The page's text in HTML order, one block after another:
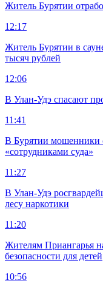
Житель Бурятии
12:17
Житель Бурятии в
тысяч рублей
12:06
В Улан-Удэ спасают
11:41
В Бурятии мошенники
«сотрудниками суда»
11:27
В Улан-Удэ
лесу наркотики
11:20
Жителям Приангарья
безопасности для детей
10:56